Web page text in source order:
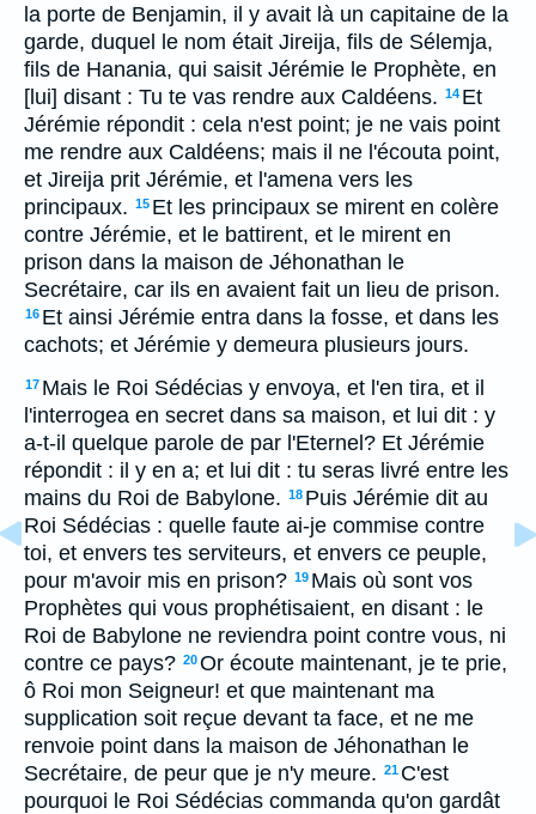
la porte de Benjamin, il y avait là un capitaine de la
garde, duquel le nom était Jireija, fils de Sélemja,
fils de Hanania, qui saisit Jérémie le Prophète, en
[lui] disant : Tu te vas rendre aux Caldéens. 14 Et
Jérémie répondit : cela n'est point; je ne vais point
me rendre aux Caldéens; mais il ne l'écouta point,
et Jireija prit Jérémie, et l'amena vers les
principaux. 15 Et les principaux se mirent en colère
contre Jérémie, et le battirent, et le mirent en
prison dans la maison de Jéhonathan le
Secrétaire, car ils en avaient fait un lieu de prison.
16 Et ainsi Jérémie entra dans la fosse, et dans les
cachots; et Jérémie y demeura plusieurs jours.
17 Mais le Roi Sédécias y envoya, et l'en tira, et il
l'interrogea en secret dans sa maison, et lui dit : y
a-t-il quelque parole de par l'Eternel? Et Jérémie
répondit : il y en a; et lui dit : tu seras livré entre les
mains du Roi de Babylone. 18 Puis Jérémie dit au
Roi Sédécias : quelle faute ai-je commise contre
toi, et envers tes serviteurs, et envers ce peuple,
pour m'avoir mis en prison? 19 Mais où sont vos
Prophètes qui vous prophétisaient, en disant : le
Roi de Babylone ne reviendra point contre vous, ni
contre ce pays? 20Or écoute maintenant, je te prie,
ô Roi mon Seigneur! et que maintenant ma
supplication soit reçue devant ta face, et ne me
renvoie point dans la maison de Jéhonathan le
Secrétaire, de peur que je n'y meure. 21 C'est
pourquoi le Roi Sédécias commanda qu'on gardât